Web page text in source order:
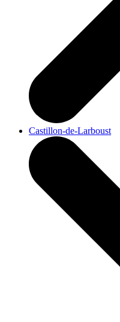
Castillon-de-Larboust